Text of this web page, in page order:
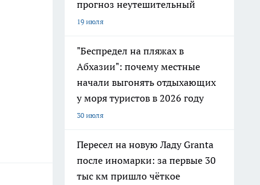
прогноз неутешительный
19 июля
"Беспредел на пляжах в
Абхазии": почему местные
начали выгонять отдыхающих
у моря туристов в 2026 году
30 июля
Пересел на новую Ладу Granta
после иномарки: за первые 30
тыс км пришло чёткое